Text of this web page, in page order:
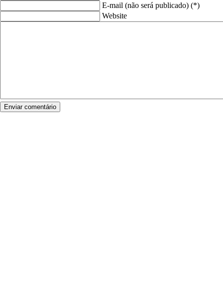
E-mail (não será publicado) (*)
Website